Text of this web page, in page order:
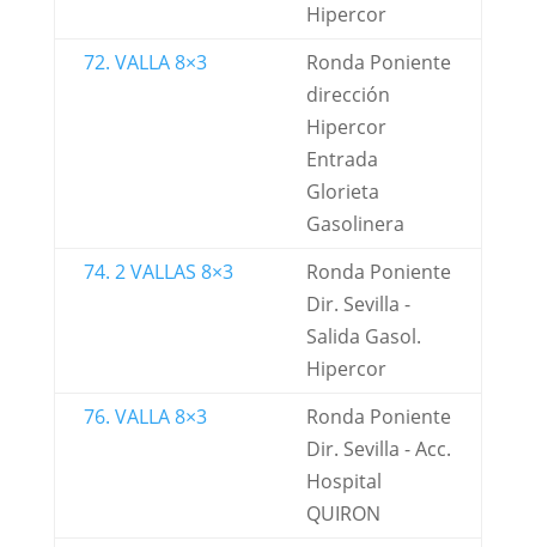
Hipercor
72. VALLA 8×3
Ronda Poniente
dirección
Hipercor
Entrada
Glorieta
Gasolinera
74. 2 VALLAS 8×3
Ronda Poniente
Dir. Sevilla -
Salida Gasol.
Hipercor
76. VALLA 8×3
Ronda Poniente
Dir. Sevilla - Acc.
Hospital
QUIRON